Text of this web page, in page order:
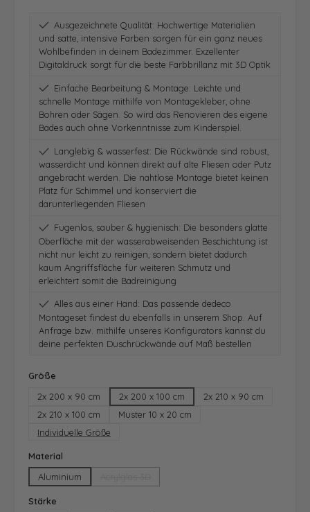
Ausgezeichnete Qualität: Hochwertige Materialien
und satte, intensive Farben sorgen für ein ganz neues
Wohlbefinden in deinem Badezimmer. Exzellenter
Digitaldruck sorgt für die beste Farbbrillanz mit 3D Optik
Einfache Bearbeitung & Montage: Leichte und
schnelle Montage mithilfe von Montagekleber, ohne
Bohren oder Sägen. So wird das Renovieren des eigene
Bades auch ohne Vorkenntnisse zum Kinderspiel.
Langlebig & wasserfest: Die Rückwände sind robust,
wasserdicht und können direkt auf alte Fliesen oder Putz
angebracht werden. Die nahtlose Montage bietet keinen
Platz für Schimmel und konserviert die
darunterliegenden Fliesen
Fugenlos, sauber & hygienisch: Die besonders glatte
Oberfläche mit der wasserabweisenden Beschichtung ist
nicht nur leicht zu reinigen, sondern bietet dadurch
kaum Angriffsfläche für weiteren Schmutz und
erleichtert somit die Badreinigung
Alles aus einer Hand: Das passende dedeco
Montageset findest du ebenfalls in unserem Shop. Auf
Anfrage bzw. mithilfe unseres Konfigurators kannst du
deine perfekten Duschrückwände auf Maß bestellen
Größe
2x 200 x 90 cm
2x 200 x 100 cm
2x 210 x 90 cm
2x 210 x 100 cm
Muster 10 x 20 cm
Individuelle Größe
Material
Aluminium
Stärke